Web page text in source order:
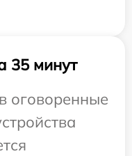
35 минут
оговоренные